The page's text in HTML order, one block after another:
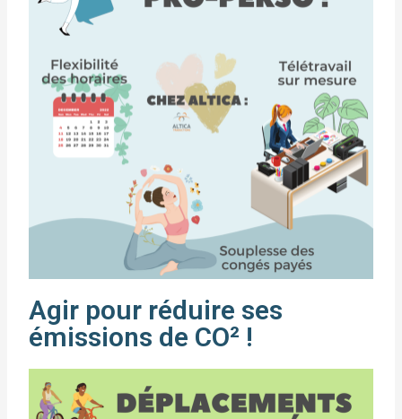
Agir pour réduire ses
émissions de CO² !